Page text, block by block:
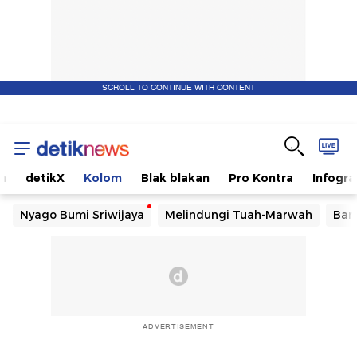
SCROLL TO CONTINUE WITH CONTENT
detikX Kolom Blak blakan Pro Kontra
Nyago Bumi Sriwijaya Melindungi Tuah-Marwah
ADVERTISEMENT